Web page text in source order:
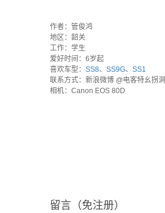
作者：管俊鸿
地区：韶关
工作：学生
爱好时间：6岁起
喜欢车型： SS8、 SS9G、 SS1
联系方式：新浪微博 @电客特幺拐洞
相机：Canon EOS 80D
留言（免注册）